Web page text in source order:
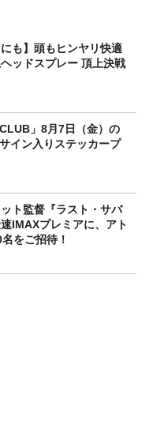
にも】頭もヒンヤリ快適
ッドスプレー 頂上決戦
」8月7日（金）の
イン入りステッカープ
ト監督『ラスト・サバ
IMAXプレミアに、アト
をご招待！